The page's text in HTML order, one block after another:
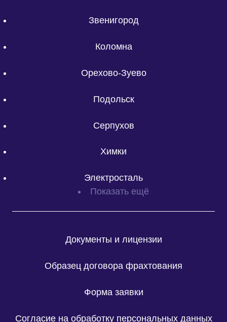
Звенигород
Коломна
Орехово-Зуево
Подольск
Серпухов
Химки
Электросталь
Показать ещё
Документы и лицензии
Образец договора фрахтования
Форма заявки
Согласие на обработку персональных данных